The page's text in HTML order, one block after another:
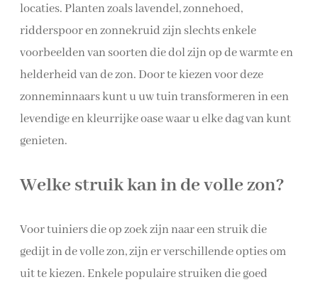
locaties. Planten zoals lavendel, zonnehoed,
ridderspoor en zonnekruid zijn slechts enkele
voorbeelden van soorten die dol zijn op de warmte en
helderheid van de zon. Door te kiezen voor deze
zonneminnaars kunt u uw tuin transformeren in een
levendige en kleurrijke oase waar u elke dag van kunt
genieten.
Welke struik kan in de volle zon?
Voor tuiniers die op zoek zijn naar een struik die
gedijt in de volle zon, zijn er verschillende opties om
uit te kiezen. Enkele populaire struiken die goed